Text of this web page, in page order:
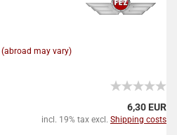
(abroad may vary)
6,30 EUR
incl. 19% tax excl. Shipping costs